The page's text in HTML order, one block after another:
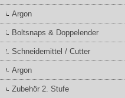
Argon
Boltsnaps & Doppelender
Schneidemittel / Cutter
Argon
Zubehör 2. Stufe